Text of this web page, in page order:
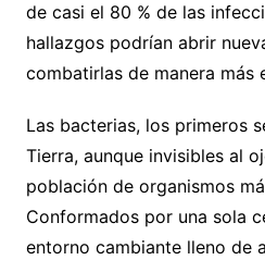
de casi el 80 % de las
hallazgos podrían abrir
combatirlas de manera más
Las bacterias, los primeros
Tierra, aunque invisibles al
población de organismos
Conformados por una sola
entorno cambiante lleno de